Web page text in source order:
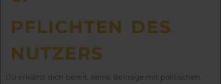
PFLICHTEN DES
NUTZERS
Du erklärst dich bereit, keine Beiträge mit politischen,